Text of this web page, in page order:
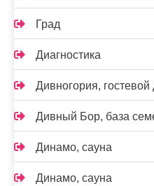
Град
Диагностика
Дивногория, гостевой
Дивный Бор, база
Динамо, сауна
Динамо, сауна